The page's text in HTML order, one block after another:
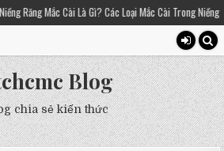
Gì? Các Loại Mắc Cài Trong Niềng Răng – Platinum
Blog
chia sẻ kiến thức